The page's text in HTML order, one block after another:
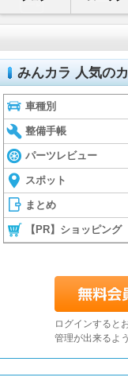
みんカラ 人気の
車種別
整備手帳
パーツレビュー
スポット
まとめ
【PR】ショッピング
ログインすると
管理が出来るよ